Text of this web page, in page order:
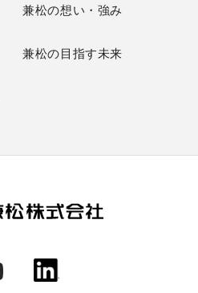
兼松の想い・強み
兼松の目指す未来